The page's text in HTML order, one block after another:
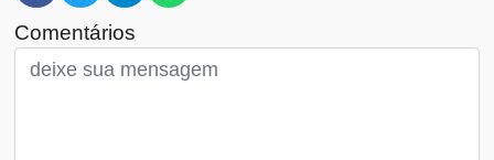
Comentários